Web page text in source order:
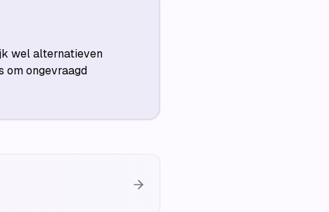
wel alternatieven
om ongevraagd